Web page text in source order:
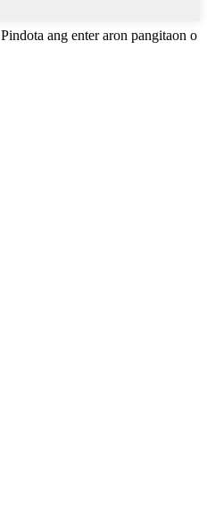
Pindota ang enter aron pangitaon o